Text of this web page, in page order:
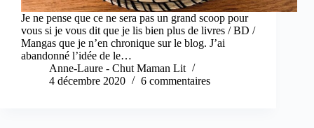
Je ne pense que ce ne sera pas un grand scoop pour
vous si je vous dit que je lis bien plus de livres / BD /
Mangas que je n’en chronique sur le blog. J’ai
abandonné l’idée de le…
Anne-Laure - Chut Maman Lit
4 décembre 2020
6 commentaires